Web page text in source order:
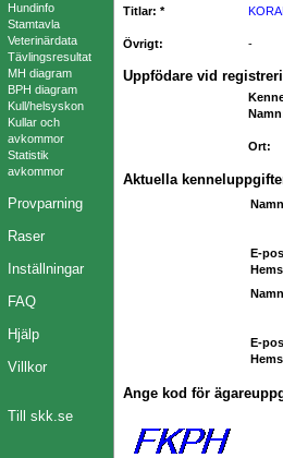
Hundinfo
Stamtavla
Veterinärdata
Tävlingsresultat
MH diagram
BPH diagram
Kull/helsyskon
Kullar och
avkommor
Statistik
avkommor
Provparning
Raser
Inställningar
FAQ
Hjälp
Villkor
Till skk.se
Titlar: *
Övrigt: -
Uppfödare vid
Namn
Ort:
Aktuella
E-
E-
Ange kod för